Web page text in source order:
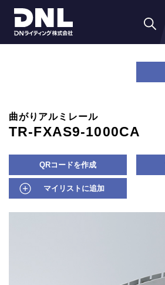
曲がりアルミレール
TR-FXAS9-1000CA
QRコードを作成
マイリストに追加